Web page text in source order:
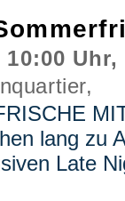
10:00
lang zu
Late